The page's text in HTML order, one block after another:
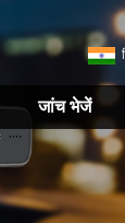
जांच भेजें